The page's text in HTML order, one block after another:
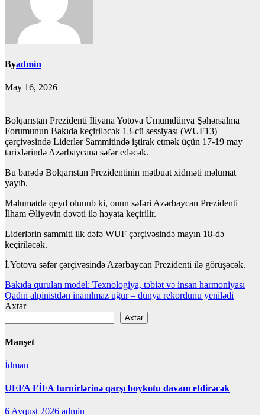
Byadmin
May 16, 2026
Bolqarıstan Prezidenti İliyana Yotova Ümumdünya Şəhərsalma
Forumunun Bakıda keçiriləcək 13-cü sessiyası (WUF13)
çərçivəsində Liderlər Sammitində iştirak etmək üçün 17-19 may
tarixlərində Azərbaycana səfər edəcək.
Bu barədə Bolqarıstan Prezidentinin mətbuat xidməti məlumat
yayıb.
Məlumatda qeyd olunub ki, onun səfəri Azərbaycan Prezidenti
İlham Əliyevin dəvəti ilə həyata keçirilir.
Liderlərin sammiti ilk dəfə WUF çərçivəsində mayın 18-də
keçiriləcək.
İ.Yotova səfər çərçivəsində Azərbaycan Prezidenti ilə görüşəcək.
Yazı
naviqasiyası
Bakıda qurulan model: Texnologiya, təbiət və insan harmoniyası
Qadın alpinistdən inanılmaz uğur – dünya rekordunu yenilədi
Axtar
Axtar
Manşet
İdman
UEFA FİFA turnirlərinə qarşı boykotu davam etdirəcək
6 Avqust 2026 admin